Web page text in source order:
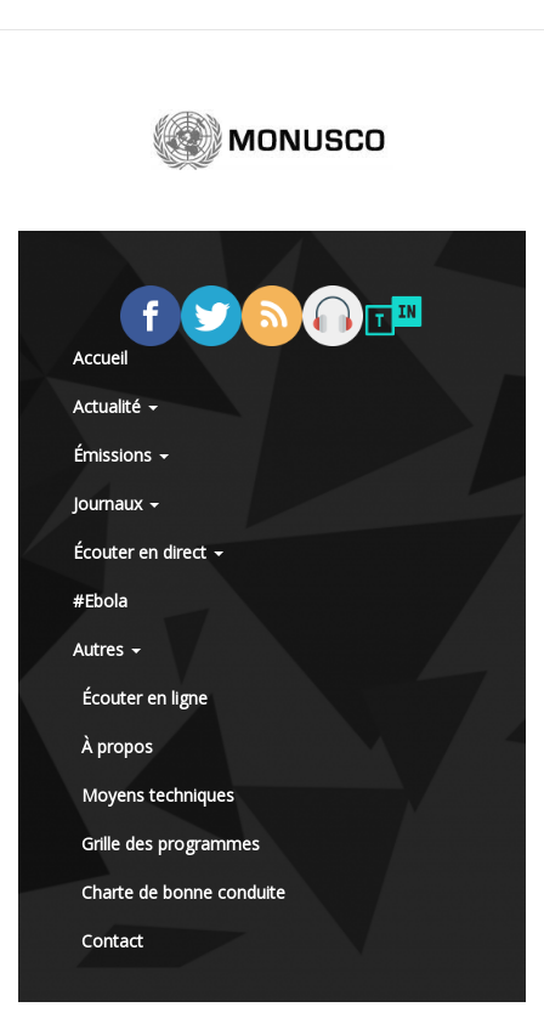
Accueil
Actualité
Émissions
Journaux
Écouter en direct
#Ebola
Autres
Écouter en ligne
À propos
Moyens techniques
Grille des programmes
Charte de bonne conduite
Contact